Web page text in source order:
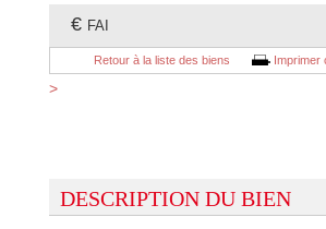
€ FAI
Retour à la liste des biens Imprimer
>
DESCRIPTION DU BIEN